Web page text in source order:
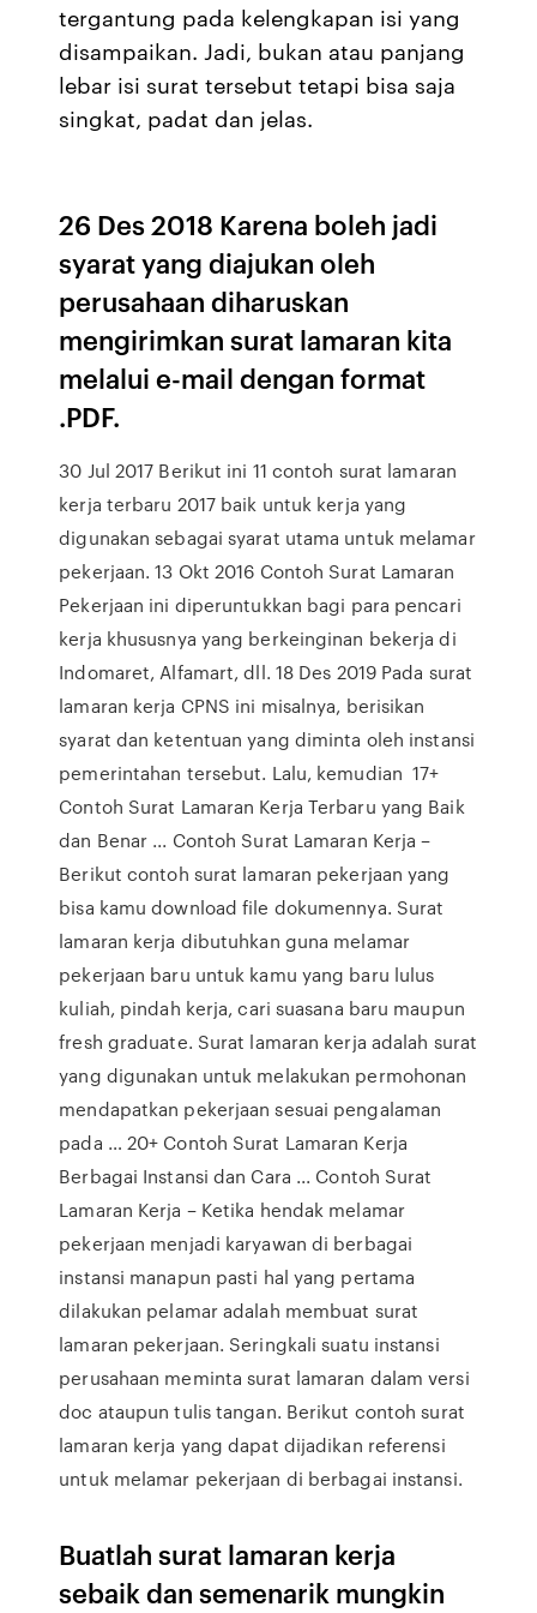
tergantung pada kelengkapan isi yang
disampaikan. Jadi, bukan atau panjang
lebar isi surat tersebut tetapi bisa saja
singkat, padat dan jelas.
26 Des 2018 Karena boleh jadi
syarat yang diajukan oleh
perusahaan diharuskan
mengirimkan surat lamaran kita
melalui e-mail dengan format
.PDF.
30 Jul 2017 Berikut ini 11 contoh surat lamaran
kerja terbaru 2017 baik untuk kerja yang
digunakan sebagai syarat utama untuk melamar
pekerjaan. 13 Okt 2016 Contoh Surat Lamaran
Pekerjaan ini diperuntukkan bagi para pencari
kerja khususnya yang berkeinginan bekerja di
Indomaret, Alfamart, dll. 18 Des 2019 Pada surat
lamaran kerja CPNS ini misalnya, berisikan
syarat dan ketentuan yang diminta oleh instansi
pemerintahan tersebut. Lalu, kemudian 17+
Contoh Surat Lamaran Kerja Terbaru yang Baik
dan Benar ... Contoh Surat Lamaran Kerja –
Berikut contoh surat lamaran pekerjaan yang
bisa kamu download file dokumennya. Surat
lamaran kerja dibutuhkan guna melamar
pekerjaan baru untuk kamu yang baru lulus
kuliah, pindah kerja, cari suasana baru maupun
fresh graduate. Surat lamaran kerja adalah surat
yang digunakan untuk melakukan permohonan
mendapatkan pekerjaan sesuai pengalaman
pada … 20+ Contoh Surat Lamaran Kerja
Berbagai Instansi dan Cara ... Contoh Surat
Lamaran Kerja – Ketika hendak melamar
pekerjaan menjadi karyawan di berbagai
instansi manapun pasti hal yang pertama
dilakukan pelamar adalah membuat surat
lamaran pekerjaan. Seringkali suatu instansi
perusahaan meminta surat lamaran dalam versi
doc ataupun tulis tangan. Berikut contoh surat
lamaran kerja yang dapat dijadikan referensi
untuk melamar pekerjaan di berbagai instansi.
Buatlah surat lamaran kerja
sebaik dan semenarik mungkin